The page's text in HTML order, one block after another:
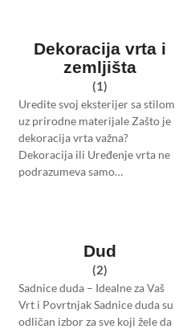
Dekoracija vrta i
zemljišta
(1)
Uredite svoj eksterijer sa stilom
uz prirodne materijale Zašto je
dekoracija vrta važna?
Dekoracija ili Uređenje vrta ne
podrazumeva samo…
Dud
(2)
Sadnice duda – Idealne za Vaš
Vrt i Povrtnjak Sadnice duda su
odličan izbor za sve koji žele da